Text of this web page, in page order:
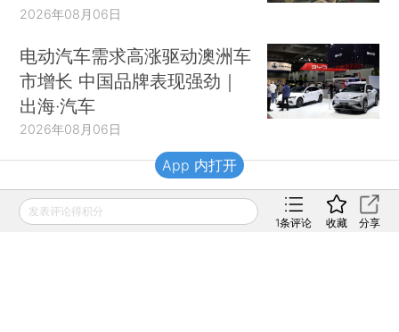
2026年08月06日
电动汽车需求高涨驱动澳洲车
市增长 中国品牌表现强劲｜
出海·汽车
2026年08月06日
财新移动
发表评论得积分
1条评论 收藏 分享
App 内打开